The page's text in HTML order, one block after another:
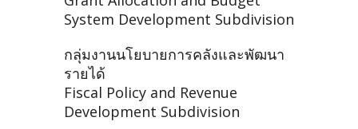
System Development Subdivision
กลุ่มงานนโยบายการคลังและพัฒนา
รายได้
Fiscal Policy and Revenue
Development Subdivision